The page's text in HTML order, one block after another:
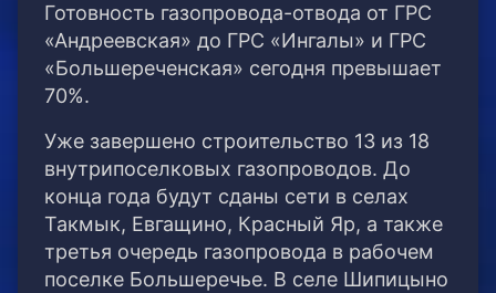
Готовность газопровода-отвода от ГРС
«Андреевская» до ГРС «Ингалы» и ГРС
«Большереченская» сегодня превышает
70%.
Уже завершено строительство 13 из 18
внутрипоселковых газопроводов. До
конца года будут сданы сети в селах
Такмык, Евгащино, Красный Яр, а также
третья очередь газопровода в рабочем
поселке Большеречье. В селе Шипицыно